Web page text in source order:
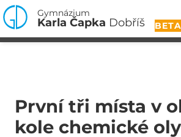
Gymnázium
BETA
Karla Čapka Dobříš
První tři místa v
kole chemické